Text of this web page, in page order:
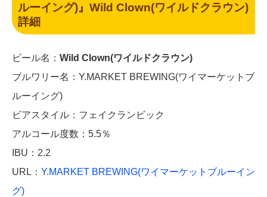
ルーイング)』Wild Clown(ワイルドクラウン)
詳細
ビール名： Wild Clown(ワイルドクラウン)
ブルワリー名：Y.MARKET BREWING(ワイマーケットブ
ルーイング)
ビアスタイル：フェイクランビック
アルコール度数：5.5％
IBU：2.2
URL： Y.MARKET BREWING(ワイマーケットブルーイン
グ)